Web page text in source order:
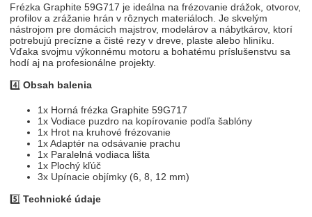
Frézka Graphite 59G717 je ideálna na frézovanie drážok, otvorov,
profilov a zrážanie hrán v rôznych materiáloch. Je skvelým
nástrojom pre domácich majstrov, modelárov a nábytkárov, ktorí
potrebujú precízne a čisté rezy v dreve, plaste alebo hliníku.
Vďaka svojmu výkonnému motoru a bohatému príslušenstvu sa
hodí aj na profesionálne projekty.
4️⃣ Obsah balenia
1x Horná frézka Graphite 59G717
1x Vodiace puzdro na kopírovanie podľa šablóny
1x Hrot na kruhové frézovanie
1x Adaptér na odsávanie prachu
1x Paralelná vodiaca lišta
1x Plochý kľúč
3x Upínacie objímky (6, 8, 12 mm)
5️⃣ Technické údaje